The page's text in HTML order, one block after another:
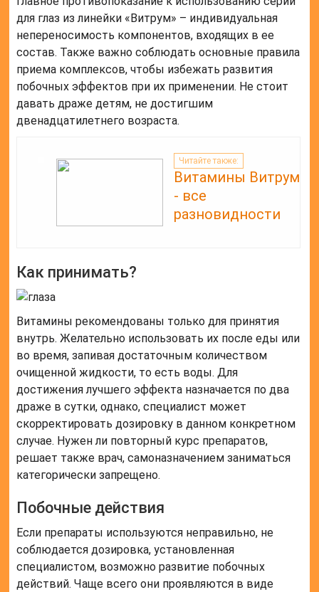
для глаз из линейки «Витрум» – индивидуальная
непереносимость компонентов, входящих в ее
состав. Также важно соблюдать основные правила
приема комплексов, чтобы избежать развития
побочных эффектов при их применении. Не стоит
давать драже детям, не достигшим
двенадцатилетнего возраста.
Читайте также:
Витамины Витрум
- все
разновидности
Как принимать?
Витамины рекомендованы только для принятия
внутрь. Желательно использовать их после еды или
во время, запивая достаточным количеством
очищенной жидкости, то есть воды. Для
достижения лучшего эффекта назначается по два
драже в сутки, однако, специалист может
скорректировать дозировку в данном конкретном
случае. Нужен ли повторный курс препаратов,
решает также врач, самоназначением заниматься
категорически запрещено.
Побочные действия
Если препараты используются неправильно, не
соблюдается дозировка, установленная
специалистом, возможно развитие побочных
действий. Чаще всего они проявляются в виде